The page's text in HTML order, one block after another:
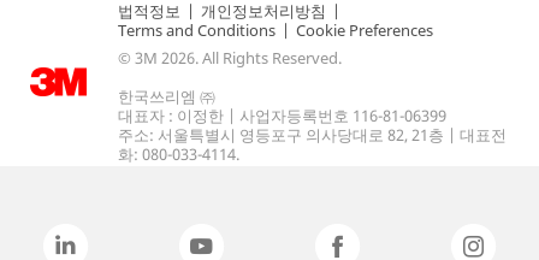
법적정보 | 개인정보처리방침 |
Terms and Conditions | Cookie Preferences
© 3M 2026. All Rights Reserved.
한국쓰리엠 ㈜
대표자 : 이정한 | 사업자등록번호 116-81-06399
주소: 서울특별시 영등포구 의사당대로 82, 21층 | 대표전
화: 080-033-4114.